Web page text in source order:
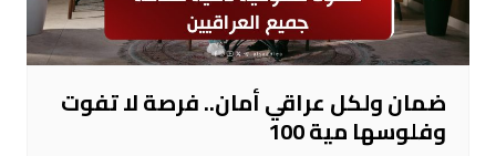
ضمان ولكل عراقي أمان.. فرصة لا تفوت
وفلوسها مية 100